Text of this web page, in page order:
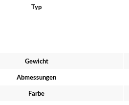
Typ
Gewicht
Abmessungen
Farbe